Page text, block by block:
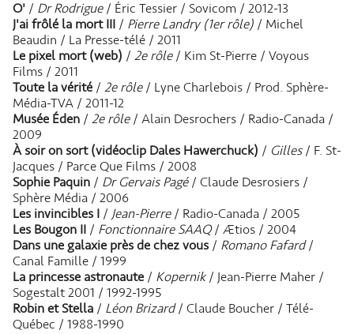
O'/ Dr Rodrigue/ Éric Tessier / Sovicom / 2012-13
J'ai frôlé la mort III/ Pierre Landry (1er rôle)/ Michel
Beaudin / La Presse-télé / 2011
Le pixel mort (web) / 2e rôle/ Kim St-Pierre / Voyous
Films / 2011
Toute la vérité/ 2e rôle/ Lyne Charlebois / Prod. Sphère-
Média-TVA / 2011-12
Musée Éden/ 2e rôle/ Alain Desrochers / Radio-Canada /
2009
À soir on sort (vidéoclip Dales Hawerchuck) / Gilles/ F. St-
Jacques / Parce Que Films / 2008
Sophie Paquin/ Dr Gervais Pagé/ Claude Desrosiers /
Sphère Média / 2006
Les invincibles I/ Jean-Pierre/ Radio-Canada / 2005
Les Bougon II/ Fonctionnaire SAAQ/ Ætios / 2004
Dans une galaxie près de chez vous/ Romano Fafard/
Canal Famille / 1999
La princesse astronaute/ Kopernik/ Jean-Pierre Maher /
Sogestalt 2001 / 1992-1995
Robin et Stella/ Léon Brizard/ Claude Boucher / Télé-
Québec / 1988-1990